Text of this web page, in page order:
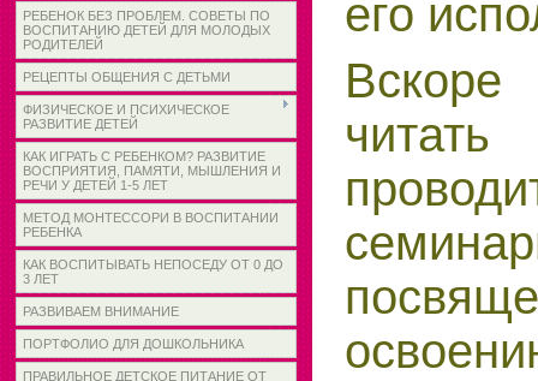
РЕБЕНОК БЕЗ ПРОБЛЕМ. СОВЕТЫ ПО
ВОСПИТАНИЮ ДЕТЕЙ ДЛЯ МОЛОДЫХ
РОДИТЕЛЕЙ
РЕЦЕПТЫ ОБЩЕНИЯ С ДЕТЬМИ
ФИЗИЧЕСКОЕ И ПСИХИЧЕСКОЕ
РАЗВИТИЕ ДЕТЕЙ
КАК ИГРАТЬ С РЕБЕНКОМ? РАЗВИТИЕ
ВОСПРИЯТИЯ, ПАМЯТИ, МЫШЛЕНИЯ И
РЕЧИ У ДЕТЕЙ 1-5 ЛЕТ
МЕТОД МОНТЕССОРИ В ВОСПИТАНИИ
РЕБЕНКА
КАК ВОСПИТЫВАТЬ НЕПОСЕДУ ОТ 0 ДО
3 ЛЕТ
РАЗВИВАЕМ ВНИМАНИЕ
ПОРТФОЛИО ДЛЯ ДОШКОЛЬНИКА
ПРАВИЛЬНОЕ ДЕТСКОЕ ПИТАНИЕ ОТ
его